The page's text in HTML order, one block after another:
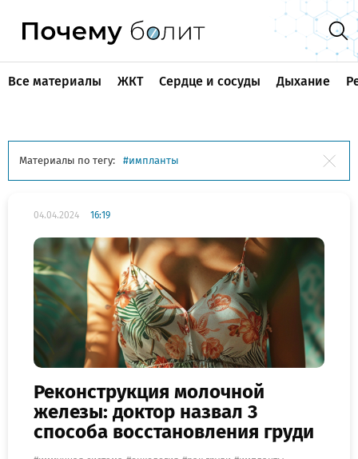
Все материалы ЖКТ Сердце и сосуды Дыхание
Материалы по тегу: импланты
04.04.2024 16:19
Реконструкция молочной
железы: доктор назвал 3
способа восстановления груди